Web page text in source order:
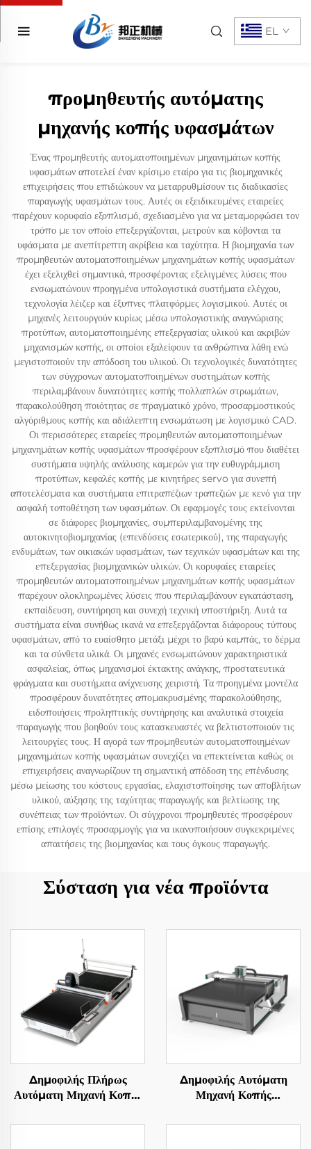
EL
προμηθευτής αυτόματης
μηχανής κοπής υφασμάτων
Ένας προμηθευτής αυτοματοποιημένων μηχανημάτων κοπής
υφασμάτων αποτελεί έναν κρίσιμο εταίρο για τις βιομηχανικές
επιχειρήσεις που επιδιώκουν να μεταρρυθμίσουν τις διαδικασίες
παραγωγής υφασμάτων τους. Αυτές οι εξειδικευμένες εταιρείες
παρέχουν κορυφαίο εξοπλισμό, σχεδιασμένο για να μεταμορφώσει τον
τρόπο με τον οποίο επεξεργάζονται, μετρούν και κόβονται τα
υφάσματα με ανεπίτρεπτη ακρίβεια και ταχύτητα. Η βιομηχανία των
προμηθευτών αυτοματοποιημένων μηχανημάτων κοπής υφασμάτων
έχει εξελιχθεί σημαντικά, προσφέροντας εξελιγμένες λύσεις που
ενσωματώνουν προηγμένα υπολογιστικά συστήματα ελέγχου,
τεχνολογία λέιζερ και έξυπνες πλατφόρμες λογισμικού. Αυτές οι
μηχανές λειτουργούν κυρίως μέσω υπολογιστικής αναγνώρισης
προτύπων, αυτοματοποιημένης επεξεργασίας υλικού και ακριβών
μηχανισμών κοπής, οι οποίοι εξαλείφουν τα ανθρώπινα λάθη ενώ
μεγιστοποιούν την απόδοση του υλικού. Οι τεχνολογικές δυνατότητες
των σύγχρονων αυτοματοποιημένων συστημάτων κοπής
περιλαμβάνουν δυνατότητες κοπής πολλαπλών στρωμάτων,
παρακολούθηση ποιότητας σε πραγματικό χρόνο, προσαρμοστικούς
αλγόριθμους κοπής και αδιάλειπτη ενσωμάτωση με λογισμικό CAD.
Οι περισσότερες εταιρείες προμηθευτών αυτοματοποιημένων
μηχανημάτων κοπής υφασμάτων προσφέρουν εξοπλισμό που διαθέτει
συστήματα υψηλής ανάλυσης καμερών για την ευθυγράμμιση
προτύπων, κεφαλές κοπής με κινητήρες servo για συνεπή
αποτελέσματα και συστήματα επιτραπέζιων τραπεζιών με κενό για την
ασφαλή τοποθέτηση των υφασμάτων. Οι εφαρμογές τους εκτείνονται
σε διάφορες βιομηχανίες, συμπεριλαμβανομένης της
αυτοκινητοβιομηχανίας (επενδύσεις εσωτερικού), της παραγωγής
ενδυμάτων, των οικιακών υφασμάτων, των τεχνικών υφασμάτων και της
επεξεργασίας βιομηχανικών υλικών. Οι κορυφαίες εταιρείες
προμηθευτών αυτοματοποιημένων μηχανημάτων κοπής υφασμάτων
παρέχουν ολοκληρωμένες λύσεις που περιλαμβάνουν εγκατάσταση,
εκπαίδευση, συντήρηση και συνεχή τεχνική υποστήριξη. Αυτά τα
συστήματα είναι συνήθως ικανά να επεξεργάζονται διάφορους τύπους
υφασμάτων, από το ευαίσθητο μετάξι μέχρι το βαρύ καμπάς, το δέρμα
και τα σύνθετα υλικά. Οι μηχανές ενσωματώνουν χαρακτηριστικά
ασφαλείας, όπως μηχανισμοί έκτακτης ανάγκης, προστατευτικά
φράγματα και συστήματα ανίχνευσης χειριστή. Τα προηγμένα μοντέλα
προσφέρουν δυνατότητες απομακρυσμένης παρακολούθησης,
ειδοποιήσεις προληπτικής συντήρησης και αναλυτικά στοιχεία
παραγωγής που βοηθούν τους κατασκευαστές να βελτιστοποιούν τις
λειτουργίες τους. Η αγορά των προμηθευτών αυτοματοποιημένων
μηχανημάτων κοπής υφασμάτων συνεχίζει να επεκτείνεται καθώς οι
επιχειρήσεις αναγνωρίζουν τη σημαντική απόδοση της επένδυσης
μέσω μείωσης του κόστους εργασίας, ελαχιστοποίησης των αποβλήτων
υλικού, αύξησης της ταχύτητας παραγωγής και βελτίωσης της
συνέπειας των προϊόντων. Οι σύγχρονοι προμηθευτές προσφέρουν
επίσης επιλογές προσαρμογής για να ικανοποιήσουν συγκεκριμένες
απαιτήσεις της βιομηχανίας και τους όγκους παραγωγής.
Σύσταση για νέα προϊόντα
Δημοφιλής Πλήρως
Αυτόματη Μηχανή Κοπής
Υφάσματος, Εξοπλισμός
Δημοφιλής Αυτόματη
Μηχανή Κοπής